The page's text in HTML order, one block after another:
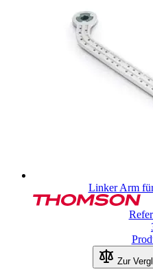
Linker Arm
Zur